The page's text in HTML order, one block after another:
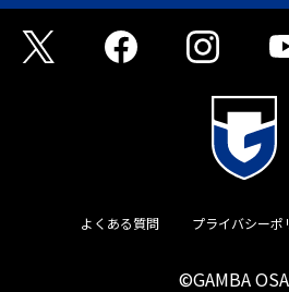
よくある質問 プライバシーポ
©GAMBA